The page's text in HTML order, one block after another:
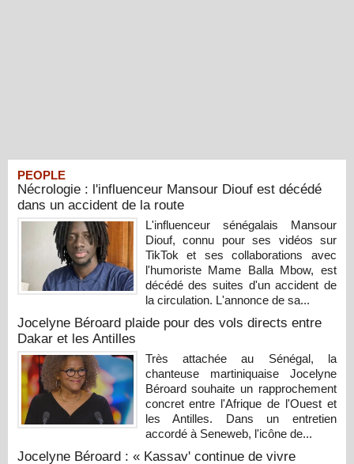
PEOPLE
Nécrologie : l'influenceur Mansour Diouf est décédé
dans un accident de la route
L'influenceur sénégalais Mansour
Diouf, connu pour ses vidéos sur
TikTok et ses collaborations avec
l'humoriste Mame Balla Mbow, est
décédé des suites d'un accident de
la circulation. L'annonce de sa...
Jocelyne Béroard plaide pour des vols directs entre
Dakar et les Antilles
Très attachée au Sénégal, la
chanteuse martiniquaise Jocelyne
Béroard souhaite un rapprochement
concret entre l'Afrique de l'Ouest et
les Antilles. Dans un entretien
accordé à Seneweb, l'icône de...
Jocelyne Béroard : « Kassav' continue de vivre